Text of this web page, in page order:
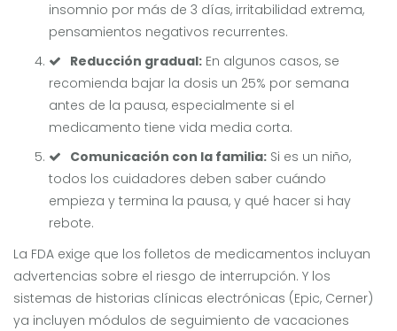
insomnio por más de 3 días, irritabilidad extrema,
pensamientos negativos recurrentes.
Reducción gradual: En algunos casos, se
recomienda bajar la dosis un 25% por semana
antes de la pausa, especialmente si el
medicamento tiene vida media corta.
Comunicación con la familia: Si es un niño,
todos los cuidadores deben saber cuándo
empieza y termina la pausa, y qué hacer si hay
rebote.
La FDA exige que los folletos de medicamentos incluyan
advertencias sobre el riesgo de interrupción. Y los
sistemas de historias clínicas electrónicas (Epic, Cerner)
ya incluyen módulos de seguimiento de vacaciones